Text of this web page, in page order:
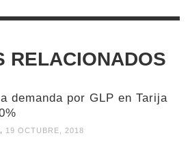
RELACIONADOS
demanda por GLP en Tarija
19 OCTUBRE, 2018